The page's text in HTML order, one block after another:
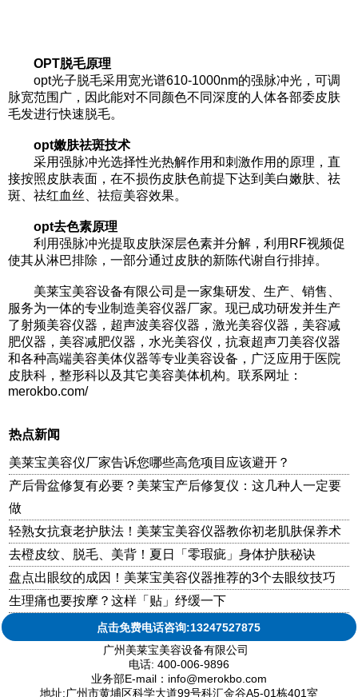
OPT脱毛原理
opt光子脱毛采用宽光谱610-1000nm的强脉冲光，可调
脉宽范围广，因此能对不同颜色不同深度的人体各部委皮肤
毛发进行快速脱毛。
opt嫩肤祛斑技术
采用强脉冲光选择性光热解作用和刺激作用的原理，直
接按照皮肤表面，在不损伤皮肤色前提下达到美白嫩肤、祛
斑、祛红血丝、祛痘美容效果。
opt去色素原理
利用强脉冲光提取皮肤深层色素并分解，利用RF视频促
使其从淋巴排除，一部分通过皮肤的新陈代谢自行排掉。
美莱宝美容设备有限公司是一家集研发、生产、销售、
服务为一体的专业制造美容仪器厂家。现已成功研发并生产
了射频美容仪器，超声波美容仪器，激光美容仪器，美容减
肥仪器，美容减肥仪器，水光美容仪，抗衰超声刀美容仪器
和各种高端美容美体仪器等专业美容设备，广泛应用于医院
皮肤科，整形科以及其它美容美体机构。联系网址：
merokbo.com/
热点新闻
美莱宝美容仪厂家告诉您哪些高危项目应该避开？
产后骨盆修复有必要？美莱宝产后修复仪：这几种人一定要
做
轻熟女抗衰老护肤法！美莱宝美容仪器教你初老肌肤保养术
去橙皮纹、脱毛、美背！夏日「零瑕疵」身体护肤秘诀
盘点出眼纹的成因！美莱宝美容仪器推荐的3个去眼纹技巧
生理痛也要按摩？这样「贴」纾缓一下
点击免费电话咨询:13247527875
广州美莱宝美容设备有限公司
电话: 400-006-9896
业务部E-mail：info@merokbo.com
地址:广州市黄埔区科学大道99号科汇金谷A5-01栋401室